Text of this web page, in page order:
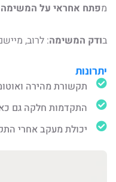
מפתח אחראי על
בודק המשימה: לרוב,
יתרונות
תקשורת מהירה
התקדמות חלקה גם
יכולת מעקב אחרי